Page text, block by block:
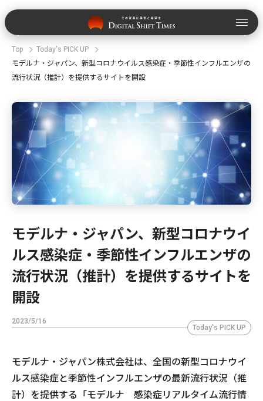
Top
Today's PICK UP
モデルナ・ジャパン、新型コロナウイルス感染症・季節性インフルエンザの
流行状況（推計）を提供するサイトを開設
モデルナ・ジャパン、新型コロナウイ
ルス感染症・季節性インフルエンザの
流行状況（推計）を提供するサイトを
開設
2023/5/16
Today's PICK UP
モデルナ・ジャパン株式会社は、全国の新型コロナウイ
ルス感染症と季節性インフルエンザの最新流行状況（推
計）を提供する「モデルナ 感染症リアルタイム流行情